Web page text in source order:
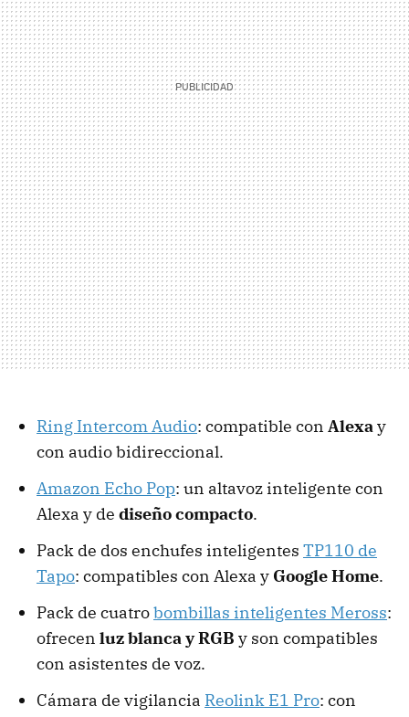
Ring Intercom Audio: compatible con Alexay
con audio bidireccional.
Amazon Echo Pop: un altavoz inteligente con
Alexa y de diseño compacto.
Pack de dos enchufes inteligentes TP110 de
Tapo: compatibles con Alexa y Google Home.
Pack de cuatrobombillas inteligentes Meross:
ofrecen luz blanca y RGB y son compatibles
con asistentes de voz.
Cámara de vigilancia Reolink E1 Pro: con